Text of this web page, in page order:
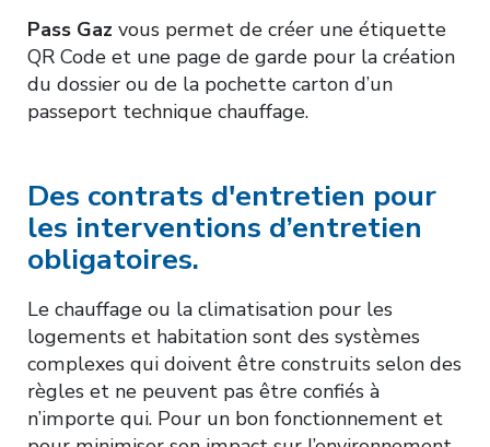
Pass Gaz vous permet de créer une étiquette
QR Code et une page de garde pour la création
du dossier ou de la pochette carton d’un
passeport technique chauffage.
Des contrats d'entretien pour
les interventions d’entretien
obligatoires.
Le chauffage ou la climatisation pour les
logements et habitation sont des systèmes
complexes qui doivent être construits selon des
règles et ne peuvent pas être confiés à
n’importe qui. Pour un bon fonctionnement et